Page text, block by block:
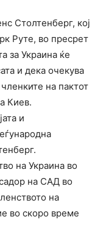
Столтенберг, кој
Руте, во пресрет
за Украина ќе
и дека очекува
на пактот
Киев.
и
на Украина во
на САД во
на
во скоро време